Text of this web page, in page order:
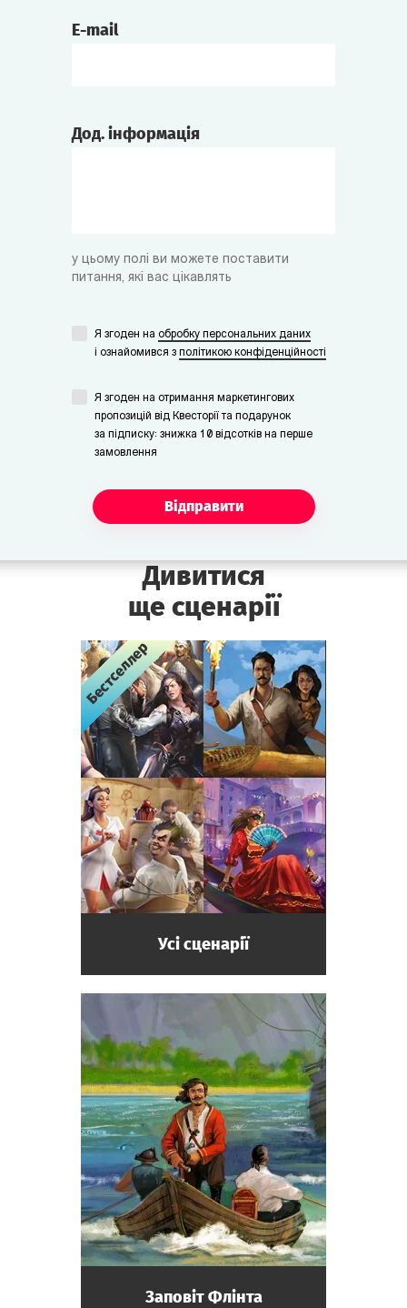
E-mail
Дод. інформація
у цьому полі ви можете поставити
питання, які вас цікавлять
Я згоден на обробку персональних даних
i ознайомився з політикою конфіденційності
Я згоден на отримання маркетингових
пропозицій від Квесторії та подарунок
за підписку: знижка 10 відсотків на перше
замовлення
Відправити
Дивитися
ще сценарії
Усі сценарії
Бестселлер
Заповіт Флінта
Бестселлер
Бестселлер
Бестселлер